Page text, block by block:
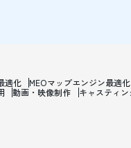
適化 MEOマップエンジン最適化
動画・映像制作 キャスティン